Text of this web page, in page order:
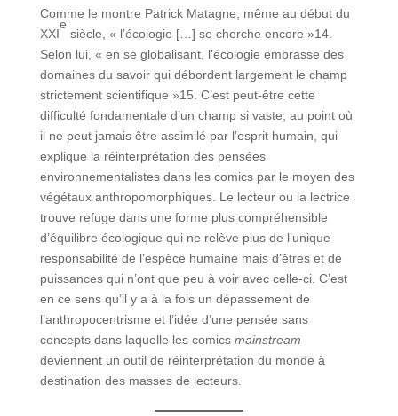
Comme le montre Patrick Matagne, même au début du
XXI
e
siècle, « l’écologie […] se cherche encore »14.
Selon lui, « en se globalisant, l’écologie embrasse des
domaines du savoir qui débordent largement le champ
strictement scientifique »15. C’est peut-être cette
difficulté fondamentale d’un champ si vaste, au point où
il ne peut jamais être assimilé par l’esprit humain, qui
explique la réinterprétation des pensées
environnementalistes dans les comics par le moyen des
végétaux anthropomorphiques. Le lecteur ou la lectrice
trouve refuge dans une forme plus compréhensible
d’équilibre écologique qui ne relève plus de l’unique
responsabilité de l’espèce humaine mais d’êtres et de
puissances qui n’ont que peu à voir avec celle-ci. C’est
en ce sens qu’il y a à la fois un dépassement de
l’anthropocentrisme et l’idée d’une pensée sans
concepts dans laquelle les comics mainstream
deviennent un outil de réinterprétation du monde à
destination des masses de lecteurs.